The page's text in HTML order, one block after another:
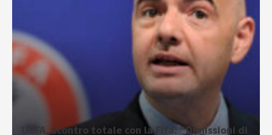
UEFA, scontro totale con la Fifa: “Dimissioni di